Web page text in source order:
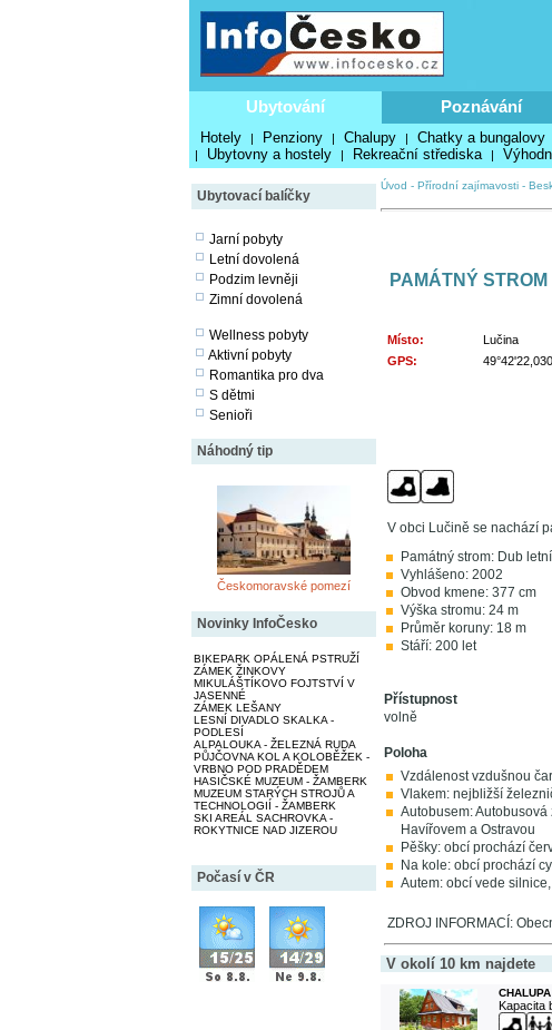
Ubytování Poznávání
Hotely | Penziony | Chalupy | Chatky a bungalovy
| Ubytovny a hostely | Rekreační střediska |
Ubytovací balíčky
Jarní pobyty
Letní dovolená
Podzim levněji
Zimní dovolená
Wellness pobyty
Aktivní pobyty
Romantika pro dva
S dětmi
Senioři
Náhodný tip
Českomoravské pomezí
Novinky InfoČesko
BIKEPARK OPÁLENÁ PSTRUŽÍ
ZÁMEK ŽINKOVY
MIKULÁŠTÍKOVO FOJTSTVÍ V
JASENNÉ
ZÁMEK LEŠANY
LESNÍ DIVADLO SKALKA -
PODLESÍ
ALPALOUKA - ŽELEZNÁ RUDA
PŮJČOVNA KOL A KOLOBĚŽEK -
VRBNO POD PRADĚDEM
HASIČSKÉ MUZEUM - ŽAMBERK
MUZEUM STARÝCH STROJŮ A
TECHNOLOGIÍ - ŽAMBERK
SKI AREÁL SACHROVKA -
ROKYTNICE NAD JIZEROU
Počasí v ČR
Úvod - Přírodní zajímavosti-
PAMÁTNÝ
Místo:
Lučina
GPS:
V obci Lučině se nachází
Památný strom: Dub letní
Vyhlášeno: 2002
Obvod kmene: 377 cm
Výška stromu: 24 m
Průměr koruny: 18 m
Stáří: 200 let
Přístupnost
volně
Poloha
Vzdálenost vzdušnou
Vlakem: nejbližší
Autobusem:
Havířovem a Ostravou
Pěšky: obcí prochází
Na kole: obcí prochází
Autem: obcí vede
ZDROJ INFORMACÍ:
V okolí 10 km najdete
Kapacita